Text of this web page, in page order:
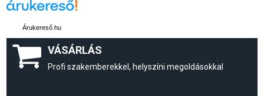
Árukereső.hu
VÁSÁRLÁS
Profi szakemberekkel, helyszíni megoldásokkal